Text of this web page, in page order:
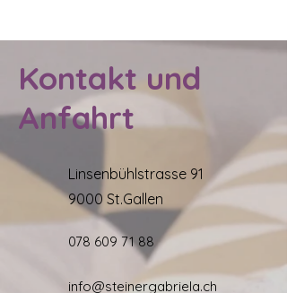
Kontakt und
Anfahrt
Linsenbühlstrasse 91
9000 St.Gallen
078 609 71 88
info@steinergabriela.ch